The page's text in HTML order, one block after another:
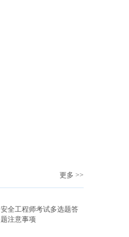
更多 >>
安全工程师考试多选题答
题注意事项